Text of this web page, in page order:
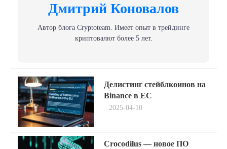
Дмитрий Коновалов
Автор блога Сryptoteam. Имеет опыт в трейдинге
криптовалют более 5 лет.
Навигация
по
записям
post:
Делистинг стейблкоинов на
Binance в ЕС
2025-04-10
Crocodilus — новое ПО